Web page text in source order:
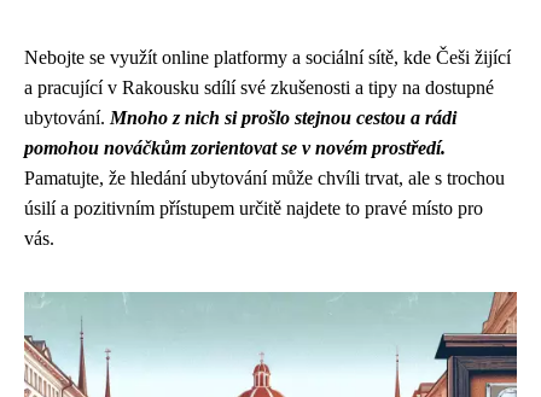
Nebojte se využít online platformy a sociální sítě, kde Češi žijící
a pracující v Rakousku sdílí své zkušenosti a tipy na dostupné
ubytování. Mnoho z nich si prošlo stejnou cestou a rádi
pomohou nováčkům zorientovat se v novém prostředí.
Pamatujte, že hledání ubytování může chvíli trvat, ale s trochou
úsilí a pozitivním přístupem určitě najdete to pravé místo pro
vás.